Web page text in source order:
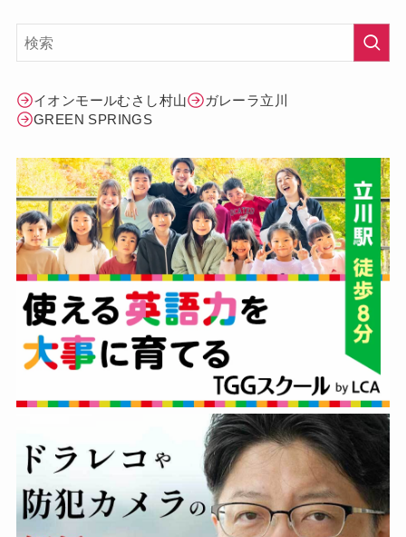
イオンモールむさし村山
ガレーラ立川
GREEN SPRINGS